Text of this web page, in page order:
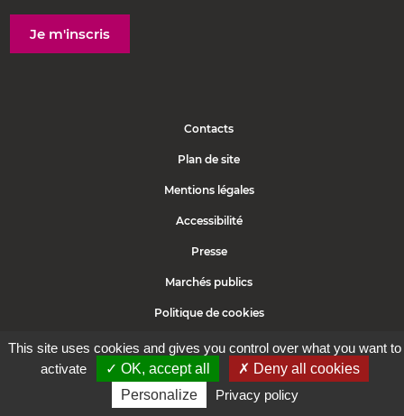
This site uses cookies and gives you control over what you want to
activate
✓ OK, accept all
✗ Deny all cookies
Personalize
Privacy policy
Je m'inscris
Contacts
Plan de site
Mentions légales
Accessibilité
Presse
Marchés publics
Politique de cookies
Protection des données